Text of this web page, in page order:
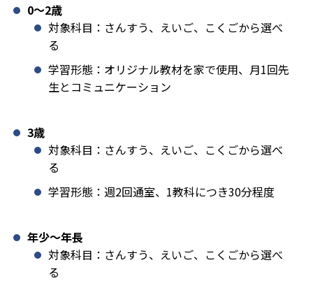
0〜2歳
対象科目：さんすう、えいご、こくごから選べ
る
学習形態：オリジナル教材を家で使用、月1回先
生とコミュニケーション
3歳
対象科目：さんすう、えいご、こくごから選べ
る
学習形態：週2回通室、1教科につき30分程度
年少〜年長
対象科目：さんすう、えいご、こくごから選べ
る